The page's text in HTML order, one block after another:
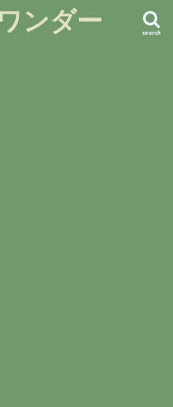
ンダー search